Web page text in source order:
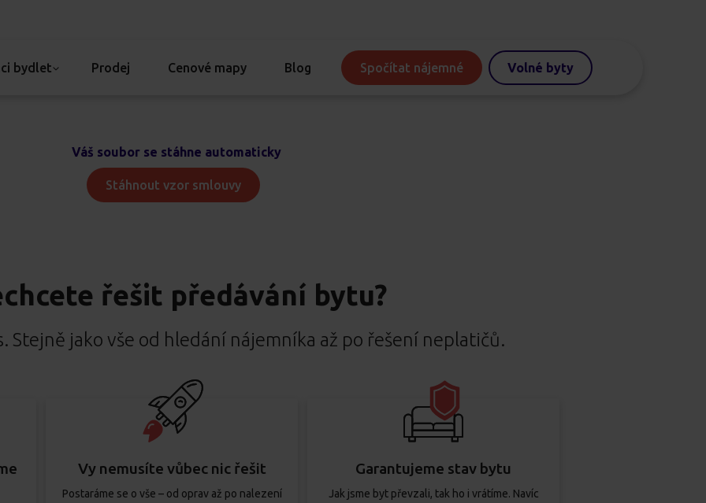
bydlet Prodej Cenové mapy Blog Spočítat nájemné Volné byty
Váš soubor se stáhne automaticky
Stáhnout vzor smlouvy
řešit předávání bytu?
Stejně jako vše od hledání nájemníka až po řešení neplatičů.
Vy nemusíte vůbec nic řešit
Postaráme se o vše – od oprav až po nalezení
Garantujeme stav bytu
Jak jsme byt převzali, tak ho i vrátíme. Navíc